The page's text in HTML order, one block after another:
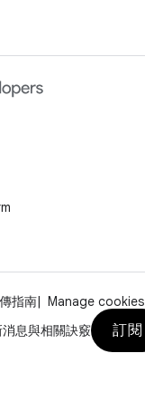
指南
Manage cookies
息與相關訣竅
訂閱